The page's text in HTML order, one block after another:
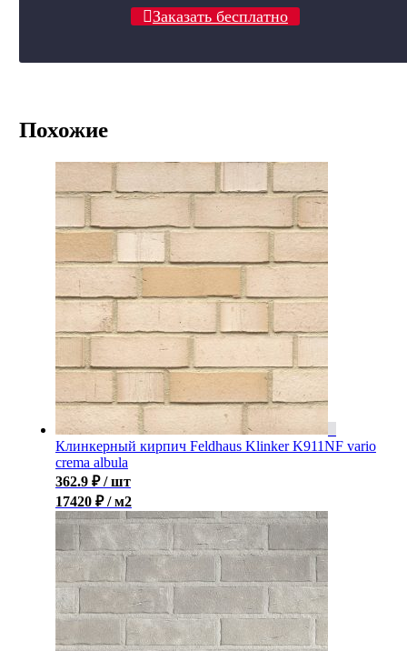
Заказать бесплатно
Похожие
Клинкерный кирпич Feldhaus Klinker K911NF vario
crema albula
362.9 ₽ / шт
17420 ₽ / м2